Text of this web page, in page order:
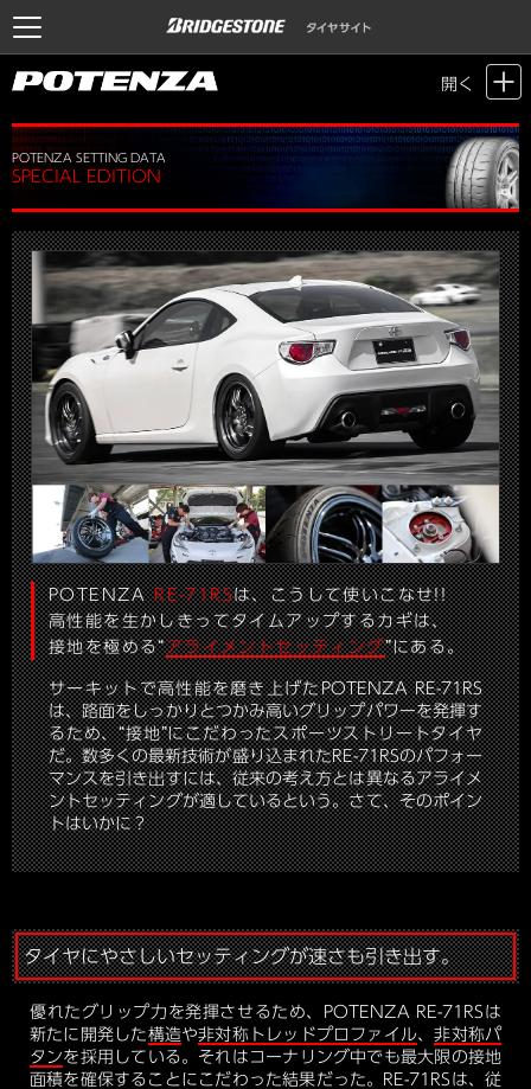
開く
Motor Sports / Time Attack > POTENZA SETTING DATA
> POTENZA
POTENZA SETTING DATA
SPECIAL EDITION
POTENZARE-71RSは、こうして使いこなせ!!
高性能を生かしきってタイムアップするカギは、
接地を極める“アライメントセッティング”にある。
サーキットで高性能を磨き上げたPOTENZA RE-71RS
は、路面をしっかりとつかみ高いグリップパワーを発揮す
るため、“接地”にこだわったスポーツストリートタイヤ
だ。数多くの最新技術が盛り込まれたRE-71RSのパフォー
マンスを引き出すには、従来の考え方とは異なるアライメ
ントセッティングが適しているという。さて、そのポイン
トはいかに？
タイヤにやさしいセッティングが速さも引き出す。
優れたグリップ力を発揮させるため、POTENZA RE-71RSは
新たに開発した構造や非対称トレッドプロファイル、非対称パ
タンを採用している。それはコーナリング中でも最大限の接地
面積を確保することにこだわった結果だった。RE-71RSは、従